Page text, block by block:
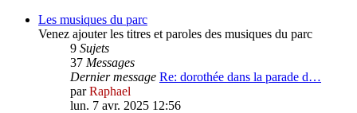
Les musiques du parc
Venez ajouter les titres et paroles des musiques du parc
9 Sujets
37 Messages
Dernier message Re: dorothée dans la parade d…
parRaphael
lun. 7 avr. 2025 12:56